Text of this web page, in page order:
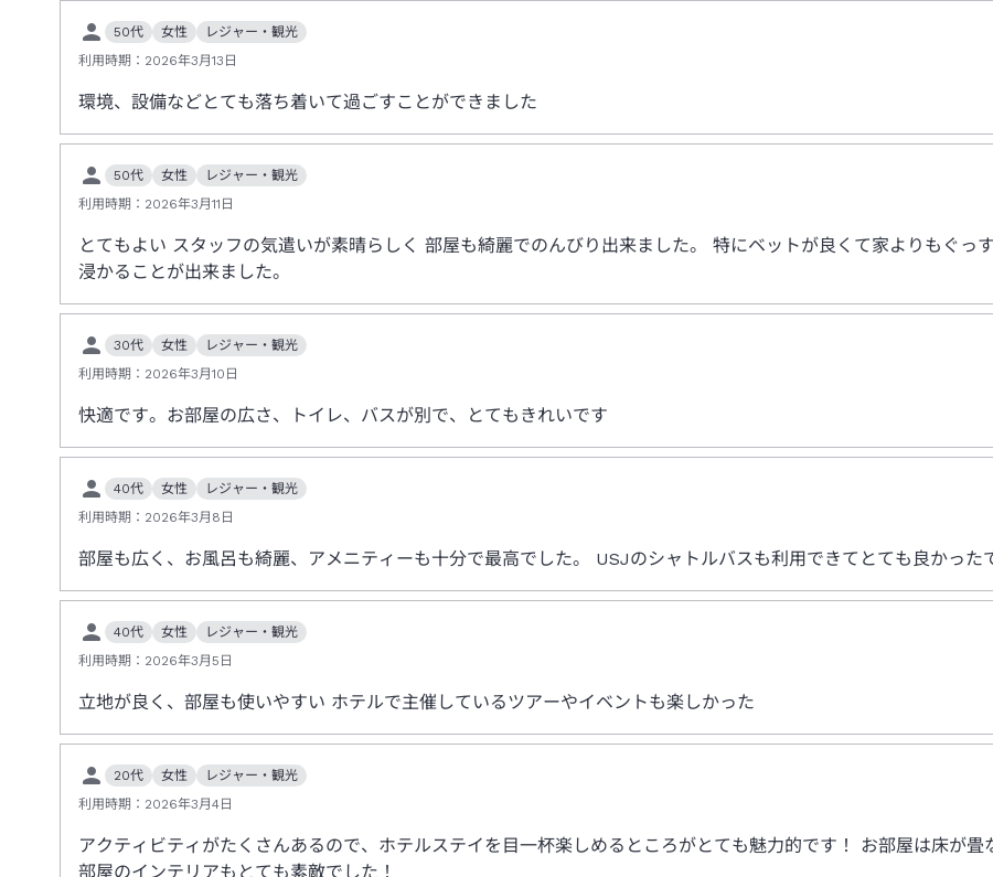
50代 女性
レジャー・観光
利用時期： 2026年3月13日
環境、設備などとても落ち着いて過ごすことができました
50代 女性
レジャー・観光
利用時期： 2026年3月11日
とてもよい スタッフの気遣いが素晴らしく 部屋も綺麗でのんびり出来ました。 特にベットが良くて家よりもぐっ
浸かることが出来ました。
30代 女性
レジャー・観光
利用時期： 2026年3月10日
快適です。お部屋の広さ、トイレ、バスが別で、とてもきれいです
40代 女性
レジャー・観光
利用時期： 2026年3月8日
部屋も広く、お風呂も綺麗、アメニティーも十分で最高でした。 USJのシャトルバスも利用できてとても良かった
40代 女性
レジャー・観光
利用時期： 2026年3月5日
立地が良く、部屋も使いやすい ホテルで主催しているツアーやイベントも楽しかった
20代 女性
レジャー・観光
利用時期： 2026年3月4日
アクティビティがたくさんあるので、ホテルステイを目一杯楽しめるところがとても魅力的です！ お部屋は床が
部屋のインテリアもとても素敵でした！